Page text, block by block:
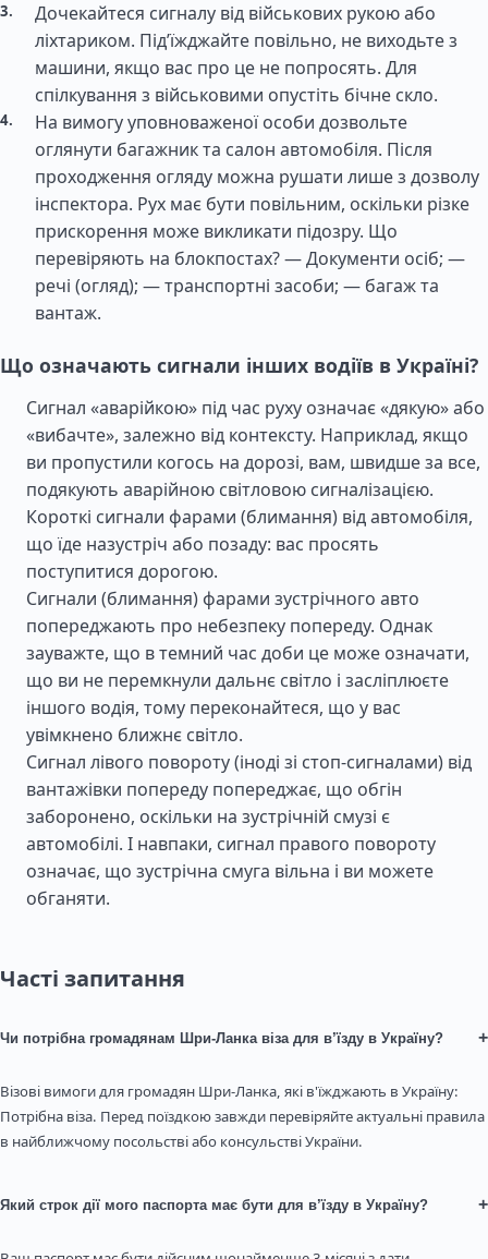
Дочекайтеся сигналу від військових рукою або
ліхтариком. Під’їжджайте повільно, не виходьте з
машини, якщо вас про це не попросять. Для
спілкування з військовими опустіть бічне скло.
На вимогу уповноваженої особи дозвольте
оглянути багажник та салон автомобіля. Після
проходження огляду можна рушати лише з дозволу
інспектора. Рух має бути повільним, оскільки різке
прискорення може викликати підозру. Що
перевіряють на блокпостах? — Документи осіб; —
речі (огляд); — транспортні засоби; — багаж та
вантаж.
Що означають сигнали інших водіїв в Україні?
Сигнал «аварійкою» під час руху означає «дякую» або
«вибачте», залежно від контексту. Наприклад, якщо
ви пропустили когось на дорозі, вам, швидше за все,
подякують аварійною світловою сигналізацією.
Короткі сигнали фарами (блимання) від автомобіля,
що їде назустріч або позаду: вас просять
поступитися дорогою.
Сигнали (блимання) фарами зустрічного авто
попереджають про небезпеку попереду. Однак
зауважте, що в темний час доби це може означати,
що ви не перемкнули дальнє світло і засліплюєте
іншого водія, тому переконайтеся, що у вас
увімкнено ближнє світло.
Сигнал лівого повороту (іноді зі стоп-сигналами) від
вантажівки попереду попереджає, що обгін
заборонено, оскільки на зустрічній смузі є
автомобілі. І навпаки, сигнал правого повороту
означає, що зустрічна смуга вільна і ви можете
обганяти.
Часті запитання
Чи потрібна громадянам Шри-Ланка віза для в’їзду в Україну? +
Візові вимоги для громадян Шри-Ланка, які в'їжджають в Україну:
Потрібна віза. Перед поїздкою завжди перевіряйте актуальні правила
в найближчому посольстві або консульстві України.
Який строк дії мого паспорта має бути для в’їзду в Україну? +